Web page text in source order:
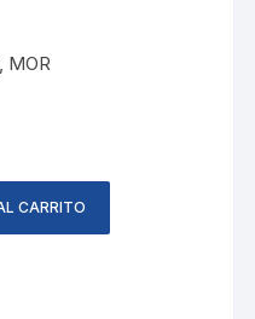
MOR
CARRITO